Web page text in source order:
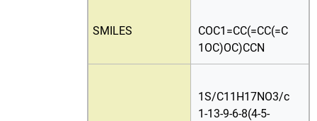
SMILES
COC1=CC(=CC(=C
1OC)OC)CCN
1S/C11H17NO3/c
1-13-9-6-8(4-5-